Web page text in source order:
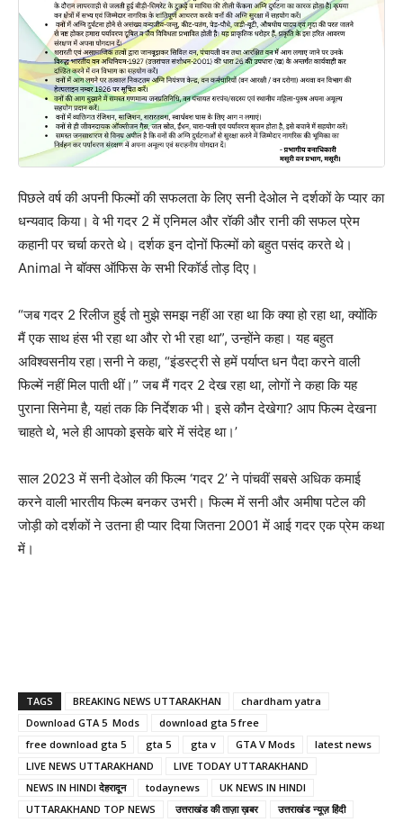
पिछले वर्ष की अपनी फिल्मों की सफलता के लिए सनी देओल ने दर्शकों के प्यार का
धन्यवाद किया। वे भी गदर 2 में एनिमल और रॉकी और रानी की सफल प्रेम
कहानी पर चर्चा करते थे। दर्शक इन दोनों फिल्मों को बहुत पसंद करते थे।
Animal ने बॉक्स ऑफिस के सभी रिकॉर्ड तोड़ दिए।
“जब गदर 2 रिलीज हुई तो मुझे समझ नहीं आ रहा था कि क्या हो रहा था, क्योंकि
मैं एक साथ हंस भी रहा था और रो भी रहा था”, उन्होंने कहा। यह बहुत
अविश्वसनीय रहा।सनी ने कहा, “इंडस्ट्री से हमें पर्याप्त धन पैदा करने वाली
फिल्में नहीं मिल पाती थीं।” जब मैं गदर 2 देख रहा था, लोगों ने कहा कि यह
पुराना सिनेमा है, यहां तक कि निर्देशक भी। इसे कौन देखेगा? आप फिल्म देखना
चाहते थे, भले ही आपको इसके बारे में संदेह था।’
साल 2023 में सनी देओल की फिल्म ‘गदर 2’ ने पांचवीं सबसे अधिक कमाई
करने वाली भारतीय फिल्म बनकर उभरी। फिल्म में सनी और अमीषा पटेल की
जोड़ी को दर्शकों ने उतना ही प्यार दिया जितना 2001 में आई गदर एक प्रेम कथा
में।
TAGS BREAKING NEWS UTTARAKHAN
chardham yatra
Download GTA 5 Mods
download gta 5 free
free download gta 5
gta 5 gta v GTA V Mods
latest news
LIVE NEWS UTTARAKHAND
LIVE TODAY UTTARAKHAND
NEWS IN HINDI देहरादून
todaynews
UK NEWS IN HINDI
UTTARAKHAND TOP NEWS
उत्तराखंड की ताज़ा ख़बर
उत्तराखंड न्यूज़ हिंदी